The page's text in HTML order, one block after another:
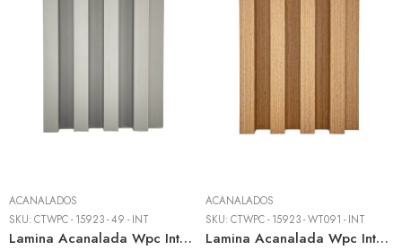
ACANALADOS
SKU:CTWPC - 15923 - 49 - INT
Lamina Acanalada Wpc Interior 159mm X 23mm X 2900mm Light Grey – Ind. Wall Panel
ACANALADOS
SKU:CTWPC - 15923 - WT091 - INT
Lamina Acanalada Wpc Interior 159mm X 23mm X 2900mm Wood Wt091 – Ind. Wall Panel